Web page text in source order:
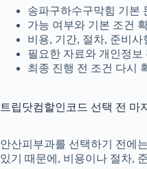
송파구하수구막힘 기본
가능 여부와 기본 조건
비용, 기간, 절차, 준비사
필요한 자료와 개인정보
최종 진행 전 조건 다시
트립닷컴할인코드 선택 전 마
안산피부과를 선택하기 전에
있기 때문에, 비용이나 절차,